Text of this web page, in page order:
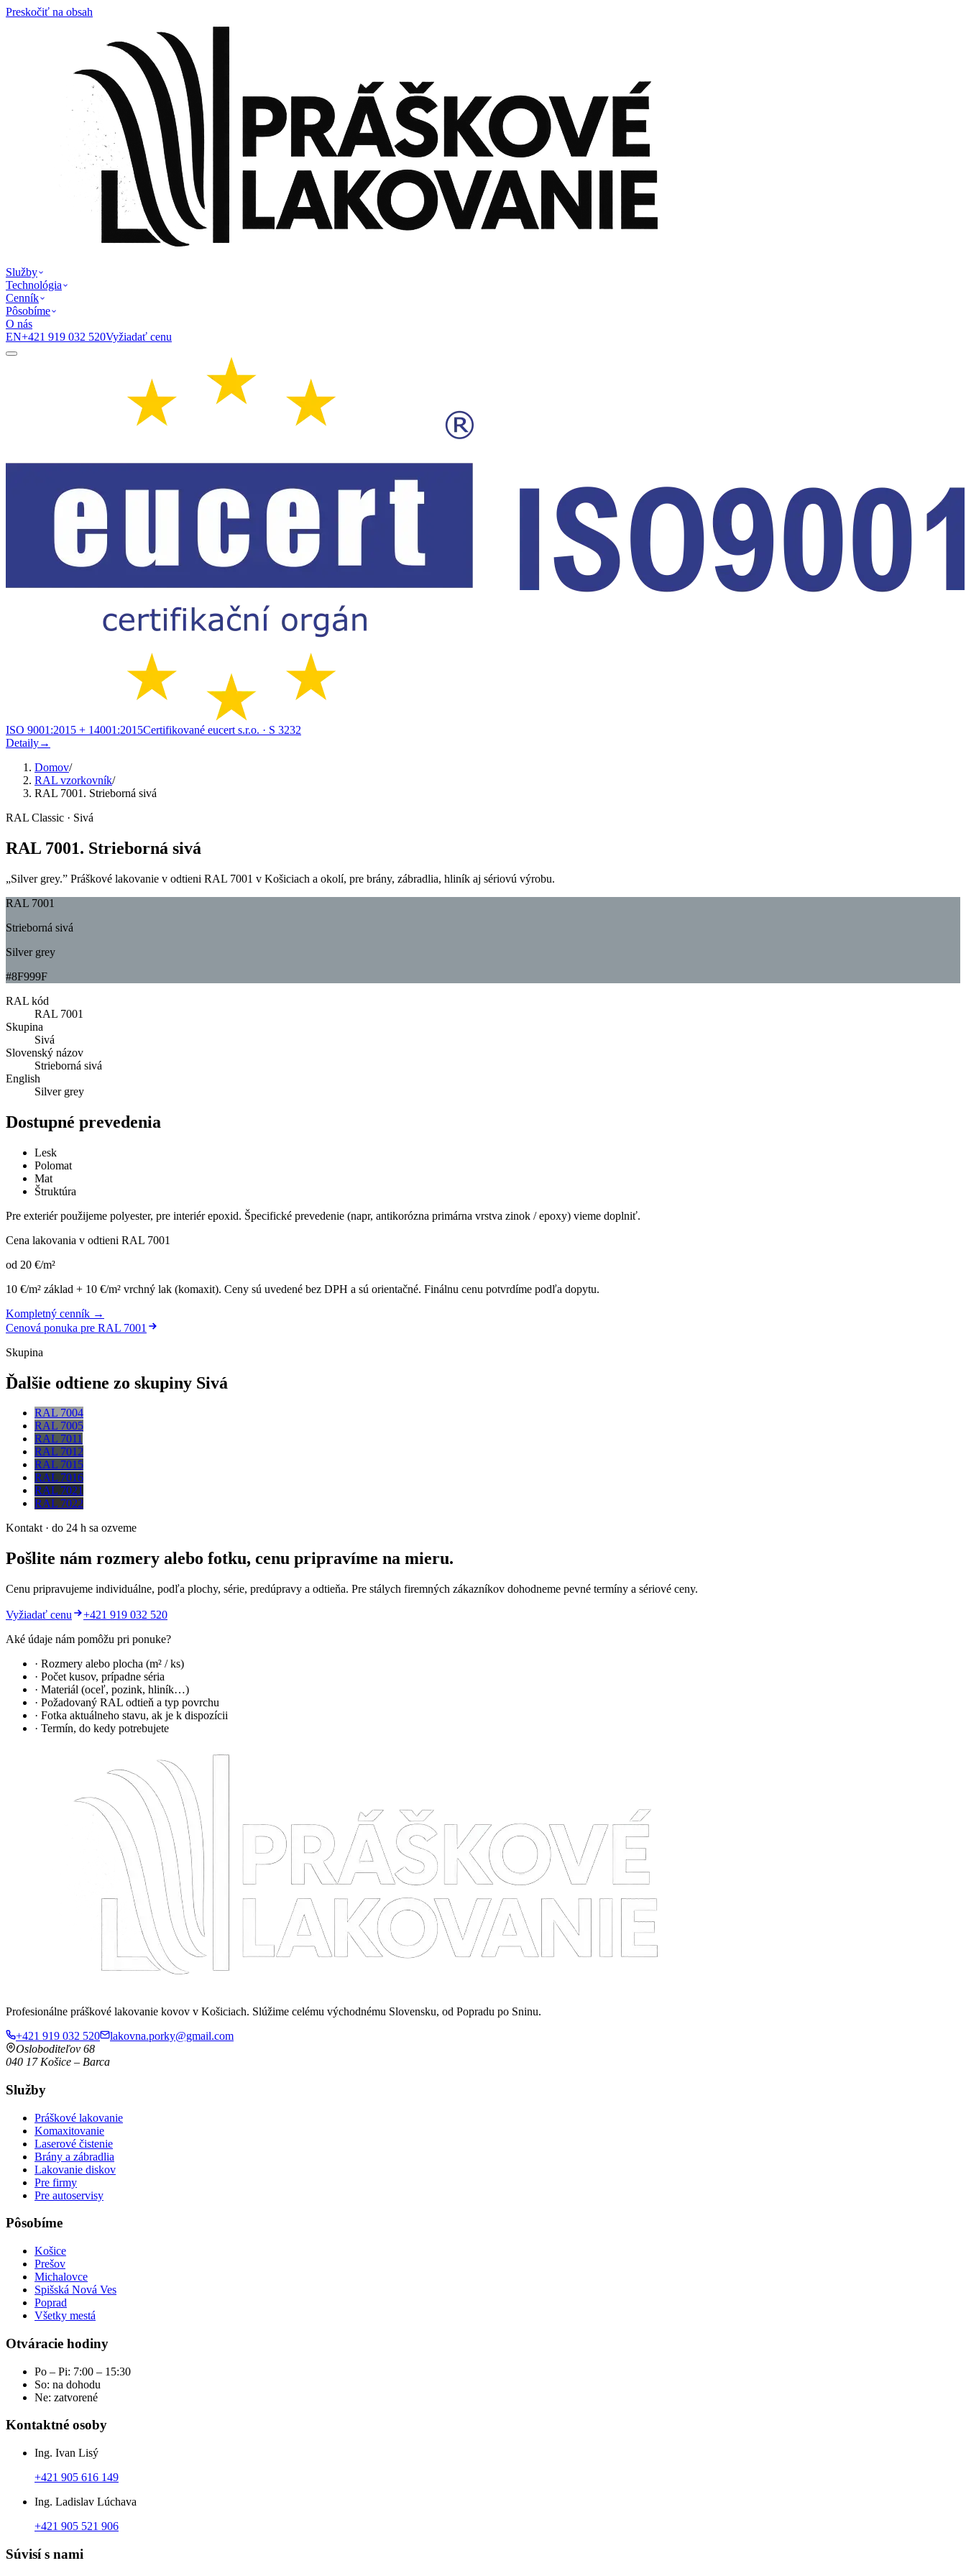
Preskočiť na obsah
Služby
Technológia
Cenník
Pôsobíme
O nás
EN+421 919 032 520Vyžiadať cenu
ISO 9001:2015 + 14001:2015Certifikované eucert s.r.o. · S 3232
Detaily→
Domov/
RAL vzorkovník/
RAL 7001. Strieborná sivá
RAL Classic · Sivá
RAL 7001. Strieborná sivá
„Silver grey.” Práškové lakovanie v odtieni RAL 7001 v Košiciach a okolí, pre brány, zábradlia, hliník aj sériovú výrobu.
RAL 7001
Strieborná sivá
Silver grey
#8F999F
RAL kód
RAL 7001
Skupina
Sivá
Slovenský názov
Strieborná sivá
English
Silver grey
Dostupné prevedenia
Lesk
Polomat
Mat
Štruktúra
Pre exteriér použijeme polyester, pre interiér epoxid. Špecifické prevedenie (napr, antikorózna primárna vrstva zinok / epoxy) vieme doplniť.
Cena lakovania v odtieni RAL 7001
od 20 €/m²
10 €/m² základ + 10 €/m² vrchný lak (komaxit). Ceny sú uvedené bez DPH a sú orientačné. Finálnu cenu potvrdíme podľa dopytu.
Kompletný cenník →
Cenová ponuka pre RAL 7001
Skupina
Ďalšie odtiene zo skupiny Sivá
RAL 7004
RAL 7005
RAL 7011
RAL 7012
RAL 7015
RAL 7016
RAL 7021
RAL 7022
Kontakt · do 24 h sa ozveme
Pošlite nám rozmery alebo fotku, cenu pripravíme na mieru.
Cenu pripravujeme individuálne, podľa plochy, série, predúpravy a odtieňa. Pre stálych firemných zákazníkov dohodneme pevné termíny a sériové ceny.
Vyžiadať cenu
+421 919 032 520
Aké údaje nám pomôžu pri ponuke?
· Rozmery alebo plocha (m² / ks)
· Počet kusov, prípadne séria
· Materiál (oceľ, pozink, hliník…)
· Požadovaný RAL odtieň a typ povrchu
· Fotka aktuálneho stavu, ak je k dispozícii
· Termín, do kedy potrebujete
Profesionálne práškové lakovanie kovov v Košiciach. Slúžime celému východnému Slovensku, od Popradu po Sninu.
+421 919 032 520
lakovna.porky@gmail.com
Osloboditeľov 68
040 17 Košice – Barca
Služby
Práškové lakovanie
Komaxitovanie
Laserové čistenie
Brány a zábradlia
Lakovanie diskov
Pre firmy
Pre autoservisy
Pôsobíme
Košice
Prešov
Michalovce
Spišská Nová Ves
Poprad
Všetky mestá
Otváracie hodiny
Po – Pi: 7:00 – 15:30
So: na dohodu
Ne: zatvorené
Kontaktné osoby
Ing. Ivan Lisý
+421 905 616 149
Ing. Ladislav Lúchava
+421 905 521 906
Súvisí s nami